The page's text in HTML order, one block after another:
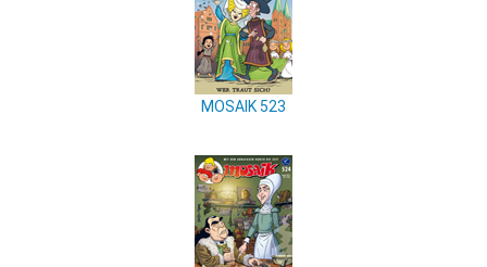
MOSAIK 523